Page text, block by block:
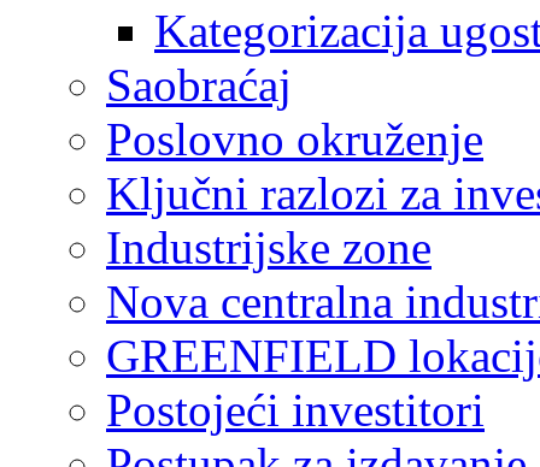
Kategorizacija
Saobraćaj
Poslovno okruženje
Ključni razlozi za
Industrijske zone
Nova centralna
GREENFIELD
Postojeći investitori